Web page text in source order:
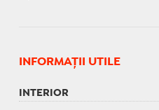
INFORMAŢII UTILE
INTERIOR